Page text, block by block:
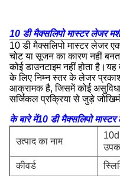
10 डी मैक्सलिपो मास्टर लेजर
10 डी मैक्सलिपो मास्टर लेजर
चोट या सूजन का कारण नहीं
कोई डाउनटाइम नहीं होता
के लिए निम्न स्तर के लेजर
आक्रामक है, जिसमें कोई
सर्जिकल प्रक्रिया से जुड़े
के बारे में10 डी मैक्सलिपो
उत्पाद का नाम
कीवर्ड